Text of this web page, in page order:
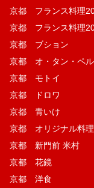
京都 フランス料理
京都 フランス料理
京都 ブション
京都 オ・タン・ペル
京都 モトイ
京都 ドロワ
京都 青いけ
京都 オリジナル料理
京都 新門前 米村
京都 花鏡
京都 洋食